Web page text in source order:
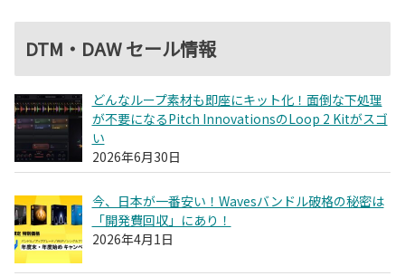
DTM・DAW セール情報
どんなループ素材も即座にキット化！面倒な下処理
が不要になるPitch InnovationsのLoop 2 Kitがスゴ
い
2026年6月30日
今、日本が一番安い！Wavesバンドル破格の秘密は
「開発費回収」にあり！
2026年4月1日